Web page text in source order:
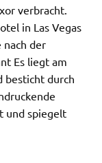
verbracht.
in Las Vegas
nach der
Es liegt am
besticht durch
und spiegelt